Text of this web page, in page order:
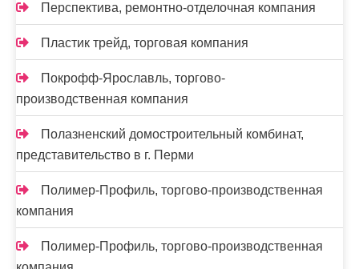
Перспектива, ремонтно-отделочная компания
Пластик трейд, торговая компания
Покрофф-Ярославль, торгово-
производственная компания
Полазненский домостроительный комбинат,
представительство в г. Перми
Полимер-Профиль, торгово-производственная
компания
Полимер-Профиль, торгово-производственная